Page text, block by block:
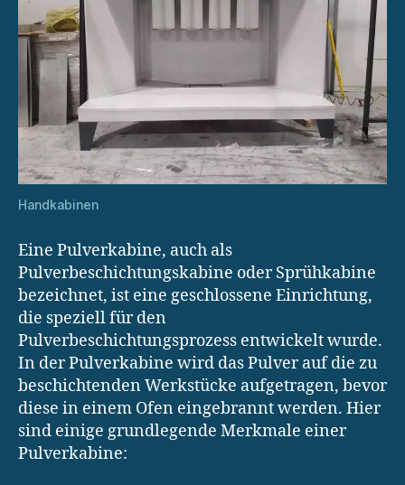
Handkabinen
Eine Pulverkabine, auch als
Pulverbeschichtungskabine oder Sprühkabine
bezeichnet, ist eine geschlossene Einrichtung,
die speziell für den
Pulverbeschichtungsprozess entwickelt wurde.
In der Pulverkabine wird das Pulver auf die zu
beschichtenden Werkstücke aufgetragen, bevor
diese in einem Ofen eingebrannt werden. Hier
sind einige grundlegende Merkmale einer
Pulverkabine: